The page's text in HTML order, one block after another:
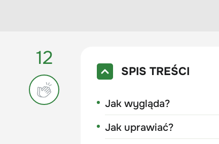
12
SPIS TREŚCI
Jak wygląda?
Jak uprawiać?